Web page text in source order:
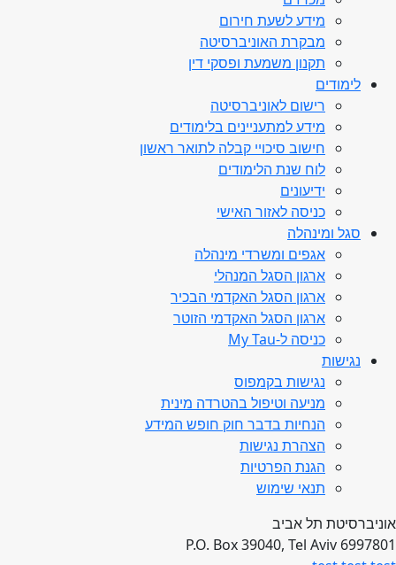
מידע לשעת חירום
מבקרת האוניברסיטה
תקנון משמעת ופסקי דין
לימודים
רישום לאוניברסיטה
מידע למתעניינים בלימודים
חישוב סיכויי קבלה לתואר ראשון
לוח שנת הלימודים
ידיעונים
כניסה לאזור האישי
סגל ומינהלה
אגפים ומשרדי מינהלה
ארגון הסגל המנהלי
ארגון הסגל האקדמי הבכיר
ארגון הסגל האקדמי הזוטר
כניסה ל-My Tau
נגישות
נגישות בקמפוס
מניעה וטיפול בהטרדה מינית
הנחיות בדבר חוק חופש המידע
הצהרת נגישות
הגנת הפרטיות
תנאי שימוש
אוניברסיטת תל אביב
P.O. Box 39040, Tel Aviv 6997801